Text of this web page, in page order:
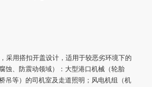
采用搭扣开盖设计，适用于较恶劣环境下的
蚀、防震动领域）：大型港口机械（轮胎
吊等）的司机室及走道照明；风电机组（机